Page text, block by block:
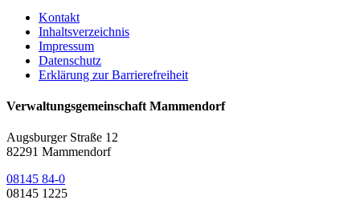
Kontakt
Inhaltsverzeichnis
Impressum
Datenschutz
Erklärung zur Barrierefreiheit
Verwaltungsgemeinschaft Mammendorf
Augsburger Straße 12
82291 Mammendorf
08145 84-0
08145 1225